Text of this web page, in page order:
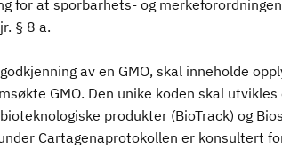
for at sporbarhets- og
§ 8 a.
av en GMO, skal inneholde
GMO. Den unike koden skal
produkter (BioTrack) og
Cartagenaprotokollen er konsultert